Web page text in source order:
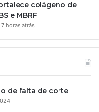
colágeno de
e MBRF
7 horas atrás
de falta de corte